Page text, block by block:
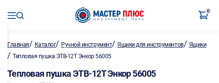
0
Главная/ Каталог/ Ручной инструмент/Ящики для инструментов/ Ящики
/ Тепловая пушка ЭТВ-12Т Энкор 56005
Тепловая пушка ЭТВ-12Т Энкор 56005